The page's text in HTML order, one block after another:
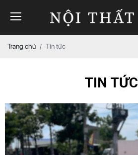
Trang chủ Tin tức
TIN TỨC